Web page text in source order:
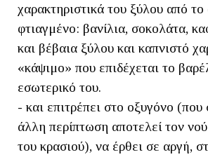
χαρακτηριστικά του ξύλου από το
φτιαγμένο: βανίλια, σοκολάτα,
και βέβαια ξύλου και καπνιστό
«κάψιμο» που επιδέχεται το
εσωτερικό του.
- και επιτρέπει στο οξυγόνο
άλλη περίπτωση αποτελεί τον
του κρασιού), να έρθει σε αργή,